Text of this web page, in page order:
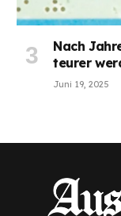
Nach
teurer
Juni 19, 2025